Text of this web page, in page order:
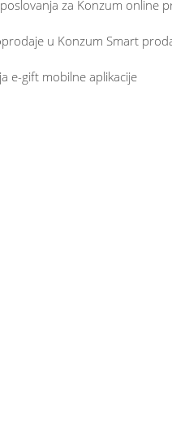
za Konzum online
u Konzum Smart
e-gift mobilne aplikacije